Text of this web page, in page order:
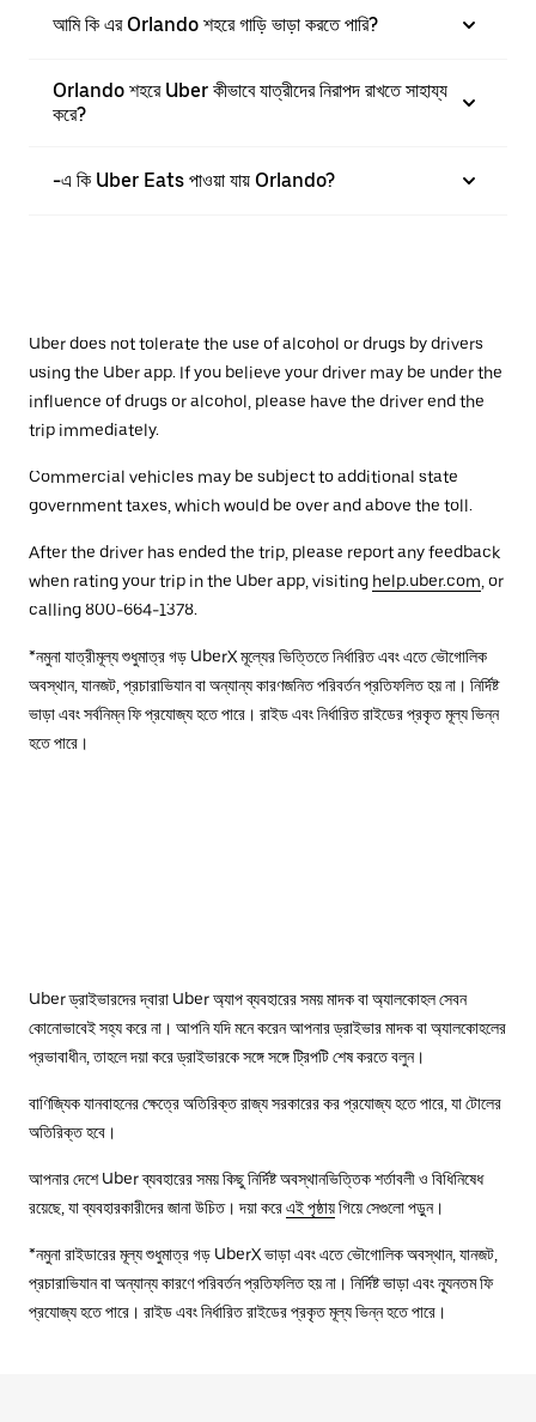
আমি কি এর Orlando শহরে গাড়ি ভাড়া করতে পারি?
Orlando শহরে Uber কীভাবে যাত্রীদের নিরাপদ রাখতে সাহায্য
করে?
-এ কি Uber Eats পাওয়া যায় Orlando?
Uber does not tolerate the use of alcohol or drugs by drivers
using the Uber app. If you believe your driver may be under the
influence of drugs or alcohol, please have the driver end the
trip immediately.
Commercial vehicles may be subject to additional state
government taxes, which would be over and above the toll.
After the driver has ended the trip, please report any feedback
when rating your trip in the Uber app, visiting help.uber.com , or
calling 800-664-1378.
*নমুনা যাত্রীমূল্য শুধুমাত্র গড় UberX মূল্যের ভিত্তিতে নির্ধারিত এবং এতে ভৌগোলিক
অবস্থান, যানজট, প্রচারাভিযান বা অন্যান্য কারণজনিত পরিবর্তন প্রতিফলিত হয় না। নির্দিষ্ট
ভাড়া এবং সর্বনিম্ন ফি প্রযোজ্য হতে পারে। রাইড এবং নির্ধারিত রাইডের প্রকৃত মূল্য ভিন্ন
হতে পারে।
Uber ড্রাইভারদের দ্বারা Uber অ্যাপ ব্যবহারের সময় মাদক বা অ্যালকোহল সেবন
কোনোভাবেই সহ্য করে না। আপনি যদি মনে করেন আপনার ড্রাইভার মাদক বা অ্যালকোহলের
প্রভাবাধীন, তাহলে দয়া করে ড্রাইভারকে সঙ্গে সঙ্গে ট্রিপটি শেষ করতে বলুন।
বাণিজ্যিক যানবাহনের ক্ষেত্রে অতিরিক্ত রাজ্য সরকারের কর প্রযোজ্য হতে পারে, যা টোলের
অতিরিক্ত হবে।
আপনার দেশে Uber ব্যবহারের সময় কিছু নির্দিষ্ট অবস্থানভিত্তিক শর্তাবলী ও বিধিনিষেধ
রয়েছে, যা ব্যবহারকারীদের জানা উচিত। দয়া করেএই পৃষ্ঠায়গিয়ে সেগুলো পড়ুন।
*নমুনা রাইডারের মূল্য শুধুমাত্র গড় UberX ভাড়া এবং এতে ভৌগোলিক অবস্থান, যানজট,
প্রচারাভিযান বা অন্যান্য কারণে পরিবর্তন প্রতিফলিত হয় না। নির্দিষ্ট ভাড়া এবং ন্যূনতম ফি
প্রযোজ্য হতে পারে। রাইড এবং নির্ধারিত রাইডের প্রকৃত মূল্য ভিন্ন হতে পারে।